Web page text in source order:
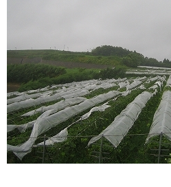
RECRUIT
求人情報
DATA
会社概要